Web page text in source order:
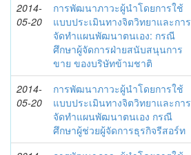
2014-
05-20
การพัฒนาภาวะผู้นำโดยการใช้
แบบประเมินทางจิตวิทยาและการ
จัดทำแผนพัฒนาตนเอง: กรณี
ศึกษาผู้จัดการฝ่ายสนับสนุนการ
ขาย ของบริษัทข้ามชาติ
2014-
05-20
การพัฒนาภาวะผู้นำโดยการใช้
แบบประเมินทางจิตวิทยาและการ
จัดทำแผนพัฒนาตนเอง กรณี
ศึกษาผู้ช่วยผู้จัดการธุรกิจรีสอร์ท